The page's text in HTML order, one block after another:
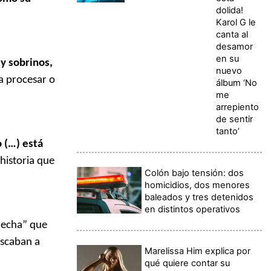
sobrinos,
procesar o
(…) está
que
que
a
dolida!
Karol G le
canta al
desamor
en su
nuevo
álbum ‘No
me
arrepiento
de sentir
tanto’
Colón bajo tensión: dos
homicidios, dos menores
baleados y tres detenidos
en distintos operativos
Marelissa Him explica por
qué quiere contar su